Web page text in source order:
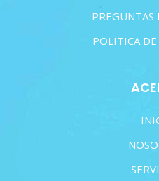
PREGUNTAS
POLITICA